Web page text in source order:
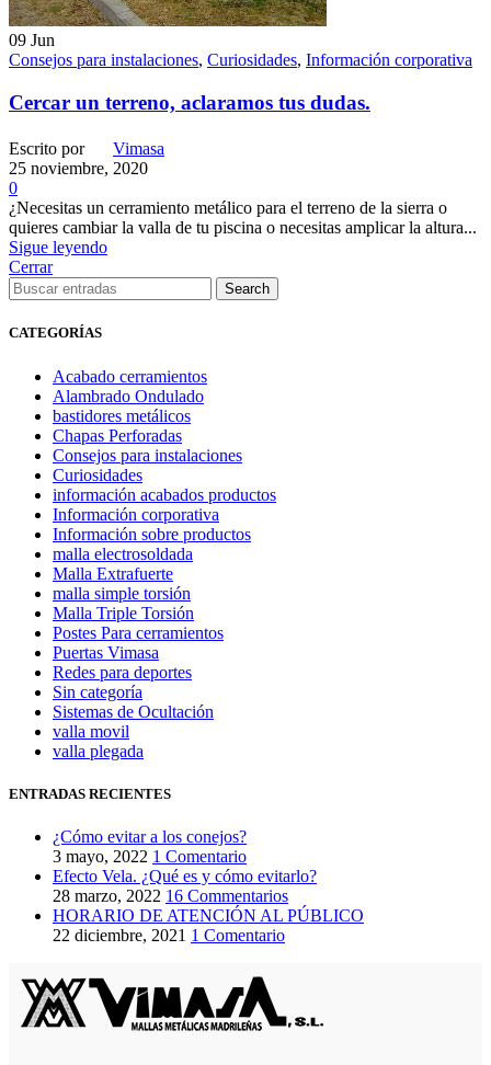
09 Jun
Consejos para instalaciones, Curiosidades, Información corporativa
Cercar un terreno, aclaramos tus dudas.
Escrito por
Vimasa
25 noviembre, 2020
0
¿Necesitas un cerramiento metálico para el terreno de la sierra o
quieres cambiar la valla de tu piscina o necesitas amplicar la altura...
Sigue leyendo
Cerrar
Search
CATEGORÍAS
Acabado cerramientos
Alambrado Ondulado
bastidores metálicos
Chapas Perforadas
Consejos para instalaciones
Curiosidades
información acabados productos
Información corporativa
Información sobre productos
malla electrosoldada
Malla Extrafuerte
malla simple torsión
Malla Triple Torsión
Postes Para cerramientos
Puertas Vimasa
Redes para deportes
Sin categoría
Sistemas de Ocultación
valla movil
valla plegada
ENTRADAS RECIENTES
¿Cómo evitar a los conejos?
3 mayo, 2022 1 Comentario
Efecto Vela. ¿Qué es y cómo evitarlo?
28 marzo, 2022 16 Commentarios
HORARIO DE ATENCIÓN AL PÚBLICO
22 diciembre, 2021 1 Comentario